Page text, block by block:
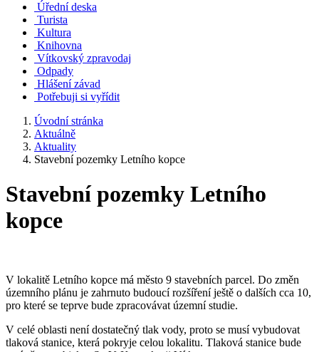
Úřední deska
Turista
Kultura
Knihovna
Vítkovský zpravodaj
Odpady
Hlášení závad
Potřebuji si vyřídit
Úvodní stránka
Aktuálně
Aktuality
Stavební pozemky Letního kopce
Stavební pozemky Letního
kopce